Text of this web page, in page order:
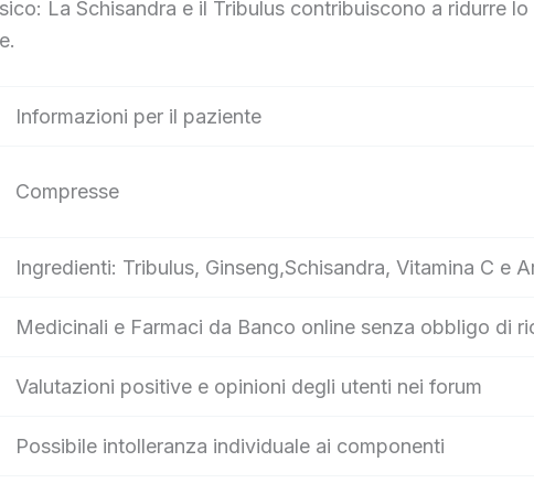
La Schisandra e il Tribulus contribuiscono a ridurre
Informazioni per il paziente
Compresse
Ingredienti: Tribulus, Ginseng,Schisandra, Vitamina C e
Medicinali e Farmaci da Banco online senza obbligo di
Valutazioni positive e opinioni degli utenti nei forum
Possibile intolleranza individuale ai componenti